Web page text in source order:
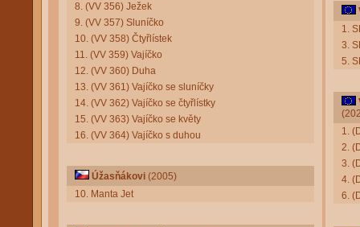
8. (VV 356) Ježek
9. (VV 357) Sluníčko
10. (VV 358) Čtyřlístek
11. (VV 359) Vajíčko
12. (VV 360) Duha
13. (VV 361) Vajíčko se sluníčky
14. (VV 362) Vajíčko se čtyřlístky
15. (VV 363) Vajíčko se květy
16. (VV 364) Vajíčko s duhou
Úžasňákovi (2005)
10. Manta Jet
1.
3.
5.
1.
2.
3.
4.
6.